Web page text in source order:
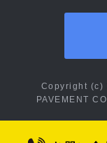
Copyright (c)
PAVEMENT